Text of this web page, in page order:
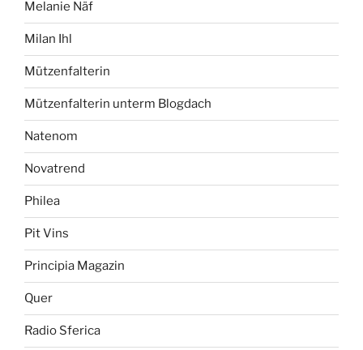
Melanie Näf
Milan Ihl
Mützenfalterin
Mützenfalterin unterm Blogdach
Natenom
Novatrend
Philea
Pit Vins
Principia Magazin
Quer
Radio Sferica